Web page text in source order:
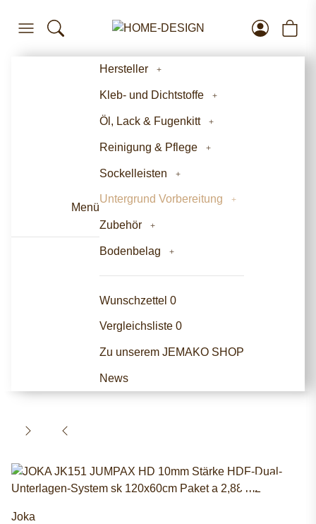
Menü
Hersteller
Kleb- und Dichtstoffe
Öl, Lack & Fugenkitt
Reinigung & Pflege
Sockelleisten
Untergrund Vorbereitung
Zubehör
Bodenbelag
Wunschzettel 0
Vergleichsliste 0
Zu unserem JEMAKO SHOP
News
Joka